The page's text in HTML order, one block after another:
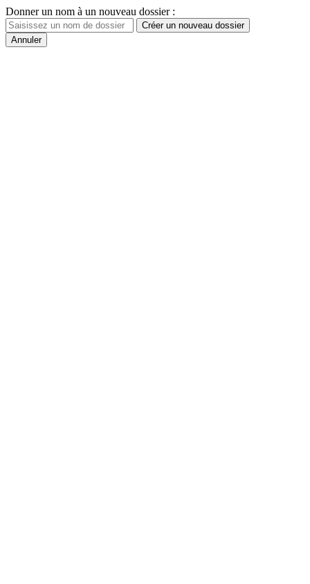
Donner un nom à un nouveau dossier :
Créer un nouveau dossier
Annuler